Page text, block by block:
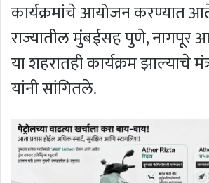
कार्यक्रमांचे आयोजन करण्यात
राज्यातील मुंबईसह पुणे, नागपूर
या शहरातही कार्यक्रम झाल्याचे
यांनी सांगितले.